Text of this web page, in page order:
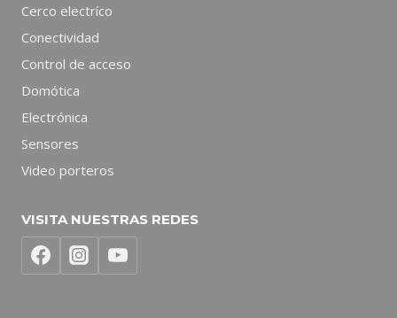
Cerco electríco
Conectividad
Control de acceso
Domótica
Electrónica
Sensores
Video porteros
VISITA NUESTRAS REDES